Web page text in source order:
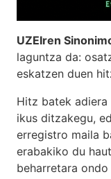
UZEIren
laguntza da:
eskatzen duen
Hitz batek
ikus ditzakegu,
erregistro maila
erabakiko du
beharretara